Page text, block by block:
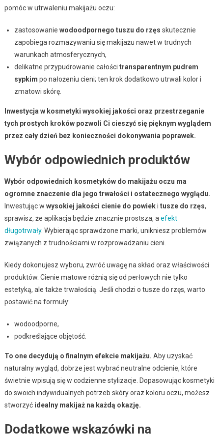
pomóc w utrwaleniu makijażu oczu:
zastosowanie wodoodpornego tuszu do rzęs skutecznie
zapobiega rozmazywaniu się makijażu nawet w trudnych
warunkach atmosferycznych,
delikatne przypudrowanie całości transparentnym pudrem
sypkim po nałożeniu cieni; ten krok dodatkowo utrwali kolor i
zmatowi skórę.
Inwestycja w kosmetyki wysokiej jakości oraz przestrzeganie
tych prostych kroków pozwoli Ci cieszyć się pięknym wyglądem
przez cały dzień bez konieczności dokonywania poprawek.
Wybór odpowiednich produktów
Wybór odpowiednich kosmetyków do makijażu oczu ma
ogromne znaczenie dla jego trwałości i ostatecznego wyglądu.
Inwestując w wysokiej jakości cienie do powieki tusze do rzęs,
sprawisz, że aplikacja będzie znacznie prostsza, a efekt
długotrwały. Wybierając sprawdzone marki, unikniesz problemów
związanych z trudnościami w rozprowadzaniu cieni.
Kiedy dokonujesz wyboru, zwróć uwagę na skład oraz właściwości
produktów. Cienie matowe różnią się od perłowych nie tylko
estetyką, ale także trwałością. Jeśli chodzi o tusze do rzęs, warto
postawić na formuły:
wodoodporne,
podkreślające objętość.
To one decydują o finalnym efekcie makijażu. Aby uzyskać
naturalny wygląd, dobrze jest wybrać neutralne odcienie, które
świetnie wpisują się w codzienne stylizacje. Dopasowując kosmetyki
do swoich indywidualnych potrzeb skóry oraz koloru oczu, możesz
stworzyć idealny makijaż na każdą okazję.
Dodatkowe wskazówki na